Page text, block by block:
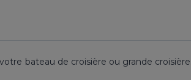
bateau de croisière ou grande